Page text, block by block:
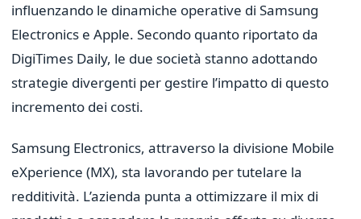
influenzando le dinamiche operative di Samsung
Electronics e Apple. Secondo quanto riportato da
DigiTimes Daily, le due società stanno adottando
strategie divergenti per gestire l’impatto di questo
incremento dei costi.
Samsung Electronics, attraverso la divisione Mobile
eXperience (MX), sta lavorando per tutelare la
redditività. L’azienda punta a ottimizzare il mix di